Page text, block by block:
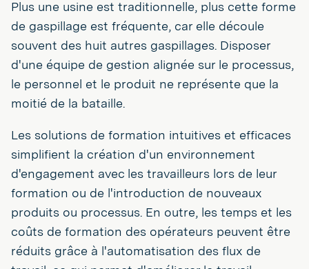
Plus une usine est traditionnelle, plus cette forme
de gaspillage est fréquente, car elle découle
souvent des huit autres gaspillages. Disposer
d'une équipe de gestion alignée sur le processus,
le personnel et le produit ne représente que la
moitié de la bataille.
Les solutions de formation intuitives et efficaces
simplifient la création d'un environnement
d'engagement avec les travailleurs lors de leur
formation ou de l'introduction de nouveaux
produits ou processus. En outre, les temps et les
coûts de formation des opérateurs peuvent être
réduits grâce à l'automatisation des flux de